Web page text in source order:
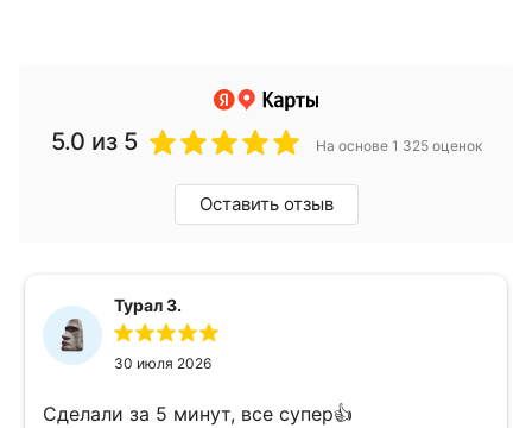
5.0 из 5 На основе 1 325 оценок
Оставить отзыв
Турал З.
30 июля 2026
Сделали за 5 минут, все супер👍